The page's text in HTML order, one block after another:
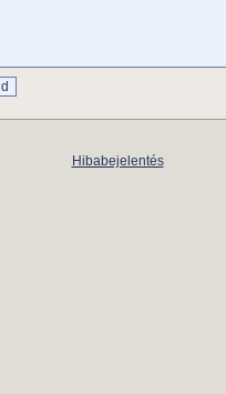
Hibabejelentés